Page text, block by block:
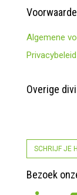
Algemene
Privacybeleid
Overige
SCHRIJF JE
Bezoek